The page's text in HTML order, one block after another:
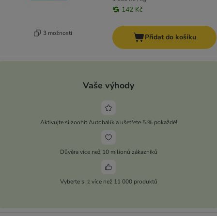
3 možností
142 Kč
Přidat do košíku
Vaše výhody
Aktivujte si zoohit Autobalík a ušetřete 5 % pokaždé!
Důvěra více než 10 milionů zákazníků
Vyberte si z více než 11 000 produktů